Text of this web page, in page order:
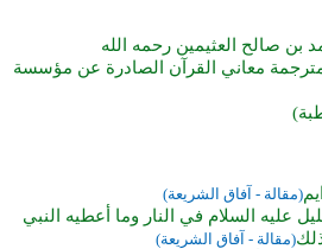
بن صالح العثيمين رحمه الله
معاني القرآن الصادرة عن مؤسسة
(مقالة - آفاق الشريعة)
عليه السلام في النار وما أعطيه النبي
(مقالة - آفاق الشريعة)